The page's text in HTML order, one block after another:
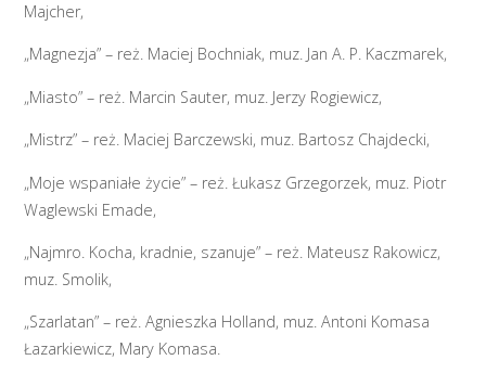
Majcher,
„Magnezja” – reż. Maciej Bochniak, muz. Jan A. P. Kaczmarek,
„Miasto” – reż. Marcin Sauter, muz. Jerzy Rogiewicz,
„Mistrz” – reż. Maciej Barczewski, muz. Bartosz Chajdecki,
„Moje wspaniałe życie” – reż. Łukasz Grzegorzek, muz. Piotr
Waglewski Emade,
„Najmro. Kocha, kradnie, szanuje” – reż. Mateusz Rakowicz,
muz. Smolik,
„Szarlatan” – reż. Agnieszka Holland, muz. Antoni Komasa
Łazarkiewicz, Mary Komasa.